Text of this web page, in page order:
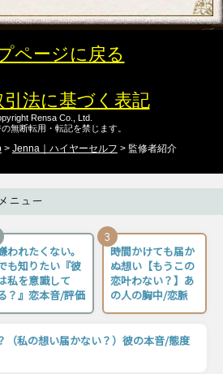
ページに戻る
引法に基づく表記
Rensa Co., Ltd.
無断転用・転記を禁じます。
> Jenna｜ハイヤーセルフ > 監修者紹介
ニュー
われたくない。
も知りたい『彼
私を意識して
？』恋本音/評価
3
時間かけても届か
ぬ想い【もうこの
恋叶わない？】あ
の人の胸中/恋脈
（私の想い届かない？）彼の本音/態度